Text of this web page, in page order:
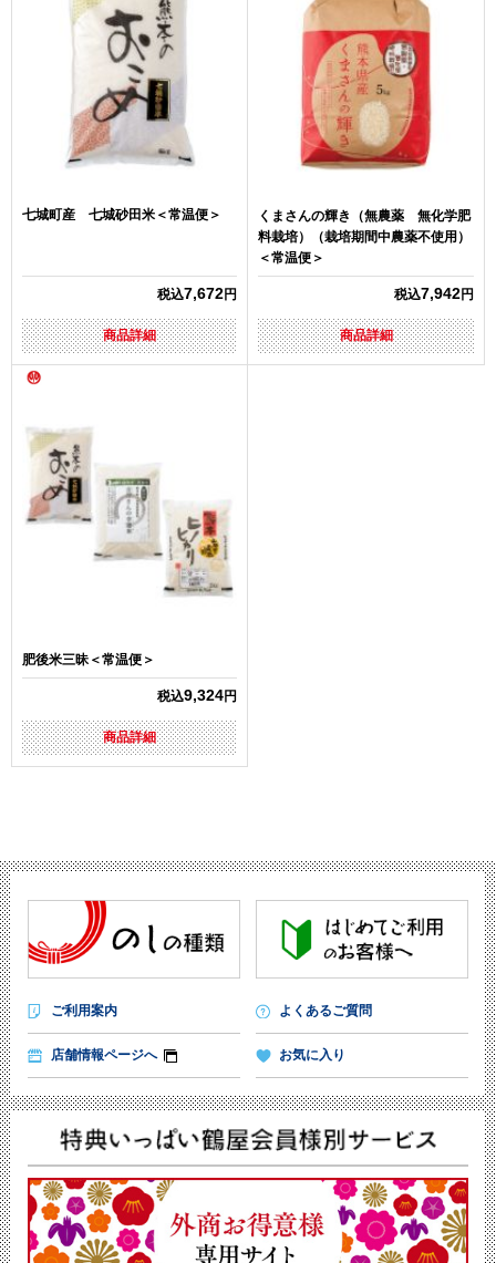
七城町産 七城砂田米＜常温便＞
税込7,672円
商品詳細
くまさんの輝き（無農薬 無化学肥
料栽培）（栽培期間中農薬不使用）
＜常温便＞
税込7,942円
商品詳細
肥後米三昧＜常温便＞
税込9,324円
商品詳細
ご利用案内 よくあるご質問
店舗情報ページへ お気に入り